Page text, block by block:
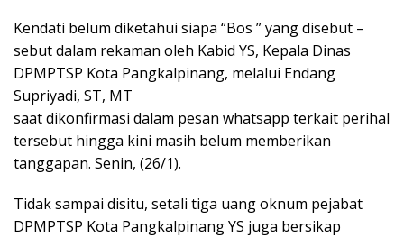
Kendati belum diketahui siapa “Bos ” yang disebut –
sebut dalam rekaman oleh Kabid YS, Kepala Dinas
DPMPTSP Kota Pangkalpinang, melalui Endang
Supriyadi, ST, MT
saat dikonfirmasi dalam pesan whatsapp terkait perihal
tersebut hingga kini masih belum memberikan
tanggapan. Senin, (26/1).
Tidak sampai disitu, setali tiga uang oknum pejabat
DPMPTSP Kota Pangkalpinang YS juga bersikap